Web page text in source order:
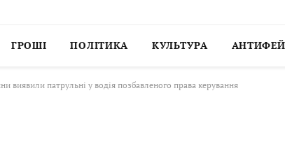
ГРОШІ ПОЛІТИКА КУЛЬТУРА
виявили патрульні у водія позбавленого права керування